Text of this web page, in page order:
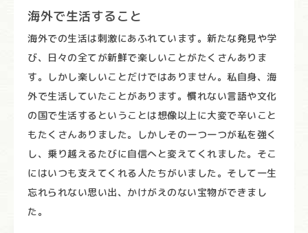
海外で生活すること
海外での生活は刺激にあふれています。新たな発見や学
び、日々の全てが新鮮で楽しいことがたくさんありま
す。しかし楽しいことだけではありません。私自身、海
外で生活していたことがあります。慣れない言語や文化
の国で生活するということは想像以上に大変で辛いこと
もたくさんありました。しかしその一つ一つが私を強く
し、乗り越えるたびに自信へと変えてくれました。そこ
にはいつも支えてくれる人たちがいました。そして一生
忘れられない思い出、かけがえのない宝物ができまし
た。